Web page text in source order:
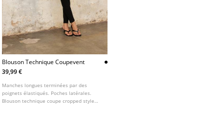
Blouson Technique Coupevent
39,99 €
Manches longues terminées par des
poignets élastiqués. Poches latérales.
Blouson technique coupe cropped style